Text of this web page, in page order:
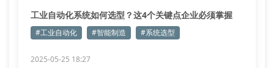
工业自动化系统如何选型？这4个关键点企业必须掌握
#工业自动化 #智能制造 #系统选型
2025-05-25 18:27